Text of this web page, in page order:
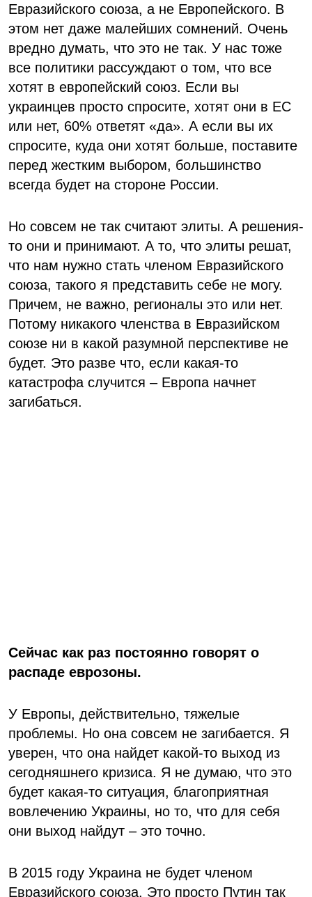
Евразийского союза, а не Европейского. В
этом нет даже малейших сомнений. Очень
вредно думать, что это не так. У нас тоже
все политики рассуждают о том, что все
хотят в европейский союз. Если вы
украинцев просто спросите, хотят они в ЕС
или нет, 60% ответят «да». А если вы их
спросите, куда они хотят больше, поставите
перед жестким выбором, большинство
всегда будет на стороне России.
Но совсем не так считают элиты. А решения-
то они и принимают. А то, что элиты решат,
что нам нужно стать членом Евразийского
союза, такого я представить себе не могу.
Причем, не важно, регионалы это или нет.
Потому никакого членства в Евразийском
союзе ни в какой разумной перспективе не
будет. Это разве что, если какая-то
катастрофа случится – Европа начнет
загибаться.
Сейчас как раз постоянно говорят о
распаде еврозоны.
У Европы, действительно, тяжелые
проблемы. Но она совсем не загибается. Я
уверен, что она найдет какой-то выход из
сегодняшнего кризиса. Я не думаю, что это
будет какая-то ситуация, благоприятная
вовлечению Украины, но то, что для себя
они выход найдут – это точно.
В 2015 году Украина не будет членом
Евразийского союза. Это просто Путин так